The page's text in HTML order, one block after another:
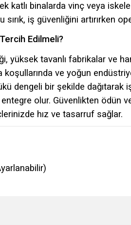
katlı binalarda vinç veya
sırık, iş güvenliğini artırırken
Edilmeli?
yüksek tavanlı fabrikalar ve
koşullarında ve yoğun
dengeli bir şekilde
olur. Güvenlikten ödün
hız ve tasarruf sağlar.